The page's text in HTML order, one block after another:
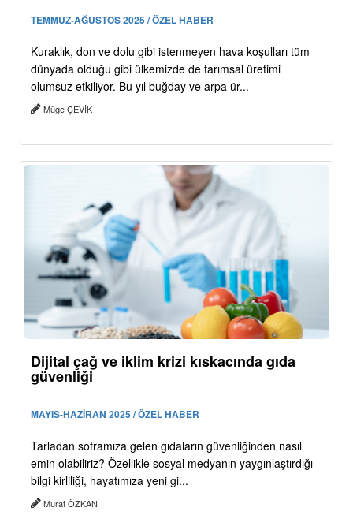
TEMMUZ-AĞUSTOS 2025 / ÖZEL HABER
Kuraklık, don ve dolu gibi istenmeyen hava koşulları tüm
dünyada olduğu gibi ülkemizde de tarımsal üretimi
olumsuz etkiliyor. Bu yıl buğday ve arpa ür...
Müge ÇEVİK
Dijital çağ ve iklim krizi kıskacında gıda
güvenliği
MAYIS-HAZİRAN 2025 / ÖZEL HABER
Tarladan soframıza gelen gıdaların güvenliğinden nasıl
emin olabiliriz? Özellikle sosyal medyanın yaygınlaştırdığı
bilgi kirliliği, hayatımıza yeni gi...
Murat ÖZKAN